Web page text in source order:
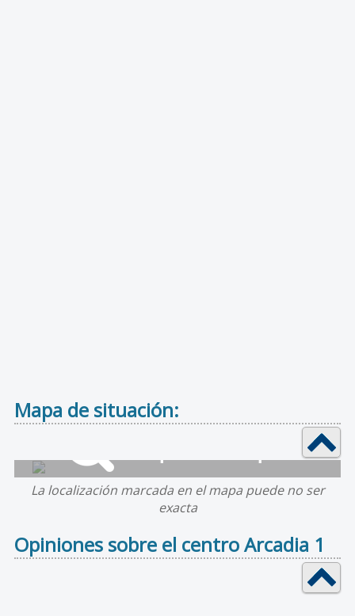
Mapa de situación:
La localización marcada en el mapa puede no ser
exacta
Opiniones sobre el centro Arcadia 1